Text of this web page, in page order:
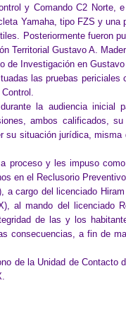
y Comando C2 Norte,
Yamaha, tipo FZS y una
Posteriormente fueron
Territorial Gustavo A.
de Investigación en
las pruebas periciales
la audiencia inicial
ambos calificados,
su situación jurídica, misma
proceso y les impuso
en el Reclusorio
a cargo del licenciado
al mando del licenciado
de las y los
consecuencias, a fin de
de la Unidad de Contacto